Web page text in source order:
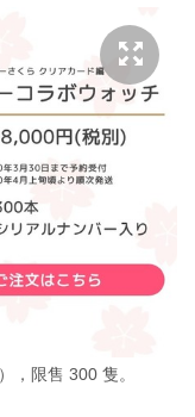
，限售 300 隻。